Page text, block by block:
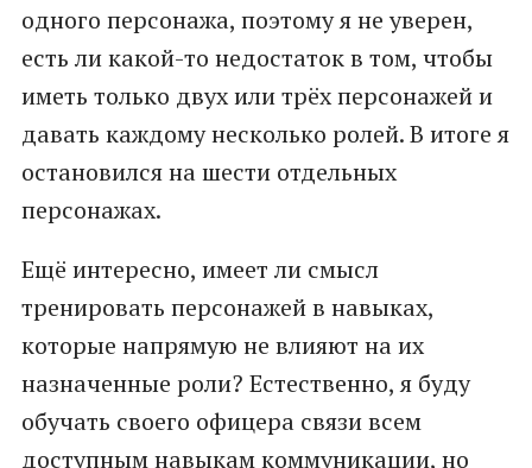
одного персонажа, поэтому я не уверен,
есть ли какой-то недостаток в том, чтобы
иметь только двух или трёх персонажей и
давать каждому несколько ролей. В итоге я
остановился на шести отдельных
персонажах.
Ещё интересно, имеет ли смысл
тренировать персонажей в навыках,
которые напрямую не влияют на их
назначенные роли? Естественно, я буду
обучать своего офицера связи всем
доступным навыкам коммуникации, но